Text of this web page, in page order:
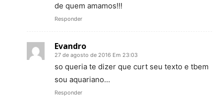
de quem amamos!!!
Responder
Evandro
27 de agosto de 2016 Em 23:03
so queria te dizer que curt seu texto e tbem
sou aquariano…
Responder